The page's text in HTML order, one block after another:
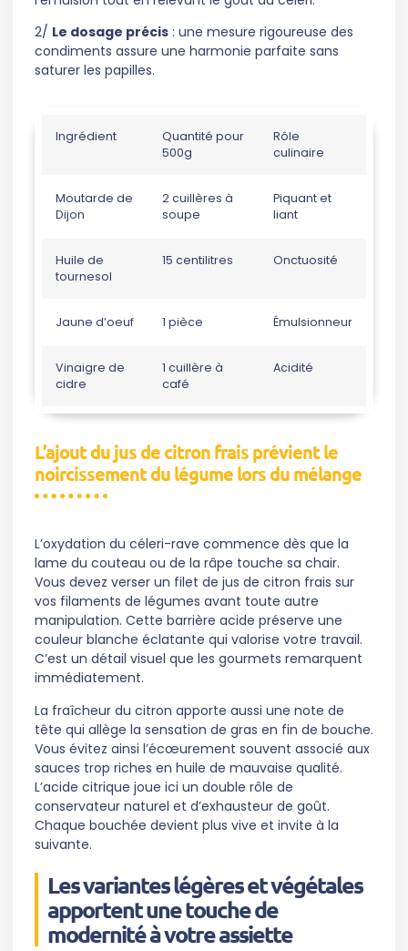
2/ Le dosage précis : une mesure rigoureuse des
condiments assure une harmonie parfaite sans
saturer les papilles.
Ingrédient
Quantité pour
500g
Rôle
culinaire
Moutarde de
Dijon
2 cuillères à
soupe
Piquant et
liant
Huile de
tournesol
15 centilitres Onctuosité
Jaune d’oeuf 1 pièce Émulsionneur
Vinaigre de
cidre
1 cuillère à
café
Acidité
L’ajout du jus de citron frais prévient le
noircissement du légume lors du mélange
L’oxydation du céleri-rave commence dès que la
lame du couteau ou de la râpe touche sa chair.
Vous devez verser un filet de jus de citron frais sur
vos filaments de légumes avant toute autre
manipulation. Cette barrière acide préserve une
couleur blanche éclatante qui valorise votre travail.
C’est un détail visuel que les gourmets remarquent
immédiatement.
La fraîcheur du citron apporte aussi une note de
tête qui allège la sensation de gras en fin de bouche.
Vous évitez ainsi l’écœurement souvent associé aux
sauces trop riches en huile de mauvaise qualité.
L’acide citrique joue ici un double rôle de
conservateur naturel et d’exhausteur de goût.
Chaque bouchée devient plus vive et invite à la
suivante.
Les variantes légères et végétales
apportent une touche de
modernité à votre assiette